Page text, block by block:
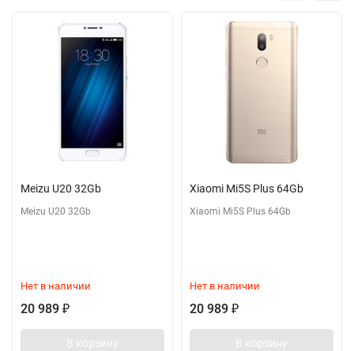
Meizu U20 32Gb
Meizu U20 32Gb
Нет в наличии
20 989 ₽
В корзину
Xiaomi Mi5S Plus 64Gb
Xiaomi Mi5S Plus 64Gb
Нет в наличии
20 989 ₽
В корзину